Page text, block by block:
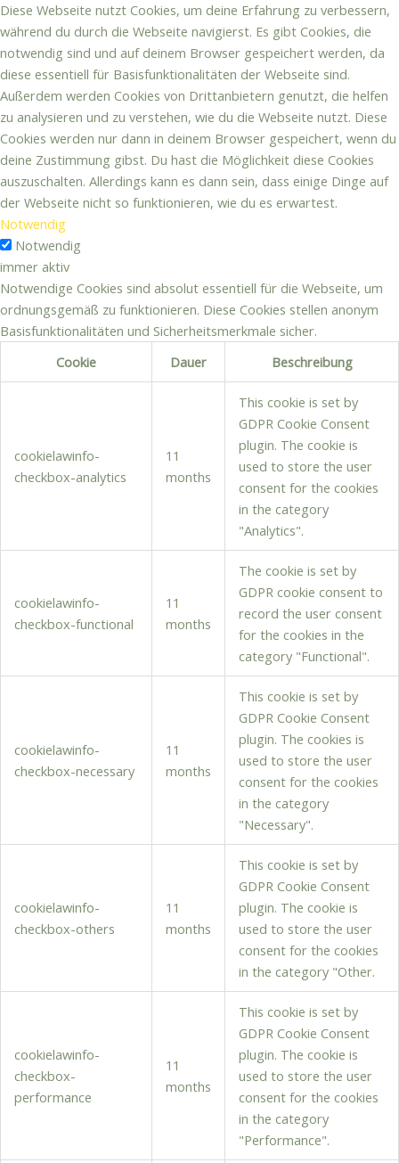
Diese Webseite nutzt Cookies, um deine Erfahrung zu verbessern,
während du durch die Webseite navigierst. Es gibt Cookies, die
notwendig sind und auf deinem Browser gespeichert werden, da
diese essentiell für Basisfunktionalitäten der Webseite sind.
Außerdem werden Cookies von Drittanbietern genutzt, die helfen
zu analysieren und zu verstehen, wie du die Webseite nutzt. Diese
Cookies werden nur dann in deinem Browser gespeichert, wenn du
deine Zustimmung gibst. Du hast die Möglichkeit diese Cookies
auszuschalten. Allerdings kann es dann sein, dass einige Dinge auf
der Webseite nicht so funktionieren, wie du es erwartest.
Notwendig
Notwendig
immer aktiv
Notwendige Cookies sind absolut essentiell für die Webseite, um
ordnungsgemäß zu funktionieren. Diese Cookies stellen anonym
Basisfunktionalitäten und Sicherheitsmerkmale sicher.
Cookie
Dauer Beschreibung
cookielawinfo-
checkbox-analytics
11
months
This cookie is set by
GDPR Cookie Consent
plugin. The cookie is
used to store the user
consent for the cookies
in the category
"Analytics".
cookielawinfo-
checkbox-functional
11
months
The cookie is set by
GDPR cookie consent to
record the user consent
for the cookies in the
category "Functional".
cookielawinfo-
checkbox-necessary
11
months
This cookie is set by
GDPR Cookie Consent
plugin. The cookies is
used to store the user
consent for the cookies
in the category
"Necessary".
cookielawinfo-
checkbox-others
11
months
This cookie is set by
GDPR Cookie Consent
plugin. The cookie is
used to store the user
consent for the cookies
in the category "Other.
cookielawinfo-
checkbox-
performance
11
months
This cookie is set by
GDPR Cookie Consent
plugin. The cookie is
used to store the user
consent for the cookies
in the category
"Performance".